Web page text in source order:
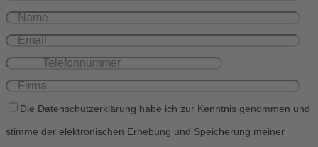
Die Datenschutzerklärung habe ich zur Kenntnis genommen und
stimme der elektronischen Erhebung und Speicherung meiner